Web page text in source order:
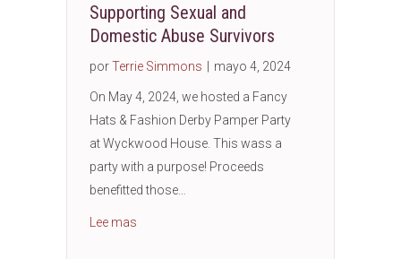
Supporting Sexual and
Domestic Abuse Survivors
porTerrie Simmons mayo 4, 2024
On May 4, 2024, we hosted a Fancy
Hats & Fashion Derby Pamper Party
at Wyckwood House. This wass a
party with a purpose! Proceeds
benefitted those…
Lee mas